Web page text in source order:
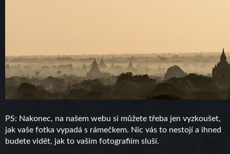
PS: Nakonec, na našem webu si můžete třeba jen vyzkoušet,
jak vaše fotka vypadá s rámečkem. Nic vás to nestojí a ihned
budete vidět, jak to vašim fotografiím sluší.